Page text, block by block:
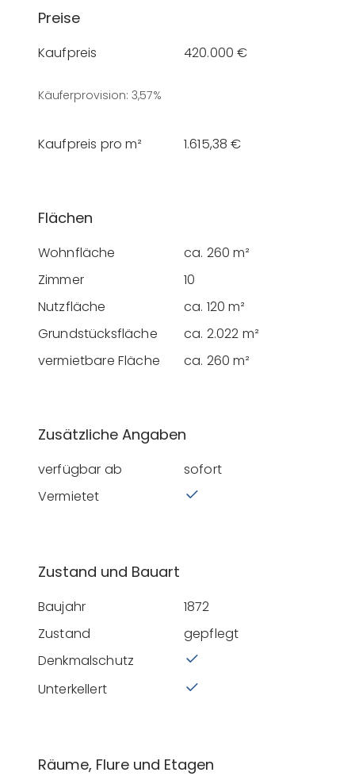
Preise
Kaufpreis 420.000 €
Käuferprovision: 3,57%
Kaufpreis pro m² 1.615,38 €
Flächen
Wohnfläche
ca. 260 m²
Zimmer
10
Nutzfläche
ca. 120 m²
Grundstücksfläche
ca. 2.022 m²
vermietbare Fläche
ca. 260 m²
Zusätzliche Angaben
verfügbar ab
sofort
Vermietet
Zustand und Bauart
Baujahr
1872
Zustand
gepflegt
Denkmalschutz
Unterkellert
Räume, Flure und Etagen